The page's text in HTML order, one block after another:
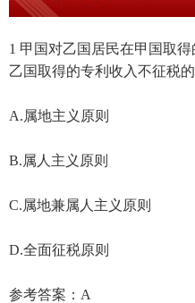
1 甲国对乙国居民在甲国取
乙国取得的专利收入不征税
A.属地主义原则
B.属人主义原则
C.属地兼属人主义原则
D.全面征税原则
参考答案：A